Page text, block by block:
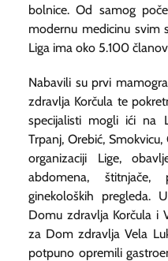
bolnice. Od samog
modernu medicinu svim
Liga ima oko 5.100
Nabavili su prvi
zdravlja Korčula te
specijalisti mogli ići na
Trpanj, Orebić,
organizaciji Lige,
abdomena,
ginekoloških pregleda.
Domu zdravlja Korčula i
za Dom zdravlja Vela
potpuno opremili